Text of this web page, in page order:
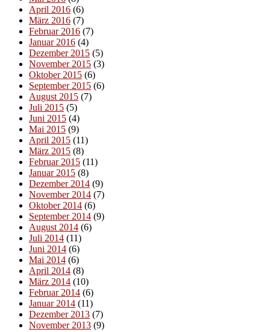
April 2016 (6)
März 2016 (7)
Februar 2016 (7)
Januar 2016 (4)
Dezember 2015 (5)
November 2015 (3)
Oktober 2015 (6)
September 2015 (6)
August 2015 (7)
Juli 2015 (5)
Juni 2015 (4)
Mai 2015 (9)
April 2015 (11)
März 2015 (8)
Februar 2015 (11)
Januar 2015 (8)
Dezember 2014 (9)
November 2014 (7)
Oktober 2014 (6)
September 2014 (9)
August 2014 (6)
Juli 2014 (11)
Juni 2014 (6)
Mai 2014 (6)
April 2014 (8)
März 2014 (10)
Februar 2014 (6)
Januar 2014 (11)
Dezember 2013 (7)
November 2013 (9)